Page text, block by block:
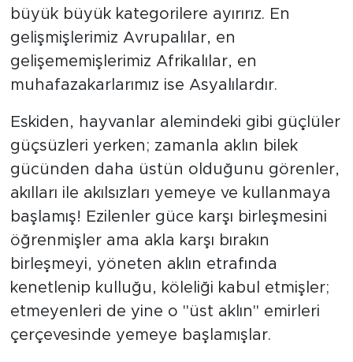
büyük büyük kategorilere ayırırız. En
gelişmişlerimiz Avrupalılar, en
gelişememişlerimiz Afrikalılar, en
muhafazakarlarımız ise Asyalılardır.
Eskiden, hayvanlar alemindeki gibi güçlüler
güçsüzleri yerken; zamanla aklın bilek
gücünden daha üstün olduğunu görenler,
akılları ile akılsızları yemeye ve kullanmaya
başlamış! Ezilenler güce karşı birleşmesini
öğrenmişler ama akla karşı bırakın
birleşmeyi, yöneten aklın etrafında
kenetlenip kulluğu, köleliği kabul etmişler;
etmeyenleri de yine o "üst aklın" emirleri
çerçevesinde yemeye başlamışlar.